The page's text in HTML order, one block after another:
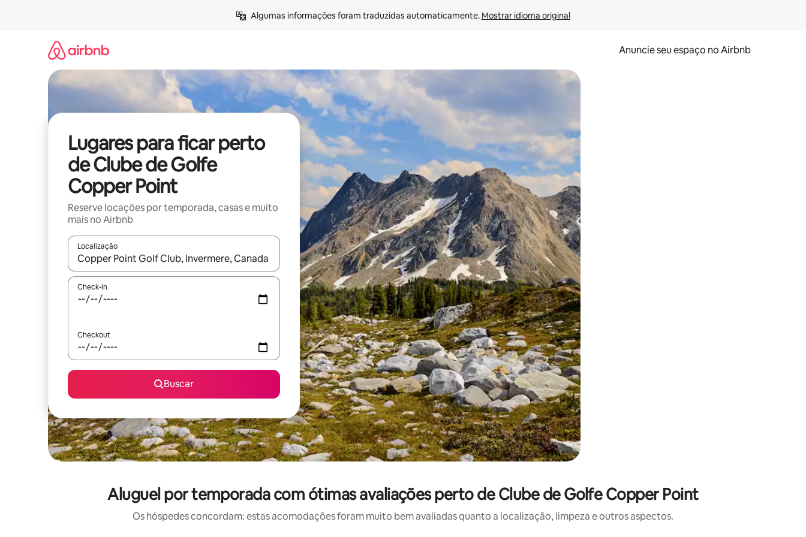
Algumas informações foram traduzidas automaticamente. Mostrar idioma original
Anuncie seu espaço no Airbnb
Lugares para ficar perto
de Clube de Golfe
Copper Point
Reserve locações por temporada, casas e muito
mais no Airbnb
Localização
Quando os resultados estiverem disponíveis, explore-os usando as seta para cima e para baixo do teclado ou tocando e deslizando o dedo na tela.
Check-in
Checkout
Buscar
Aluguel por temporada com ótimas avaliações perto de Clube de Golfe Copper Point
Os hóspedes concordam: estas acomodações foram muito bem avaliadas quanto a localização, limpeza e outros aspectos.